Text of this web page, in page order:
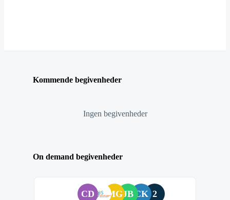
Kommende begivenheder
Ingen begivenheder
On demand begivenheder
CD MGJB CK 2